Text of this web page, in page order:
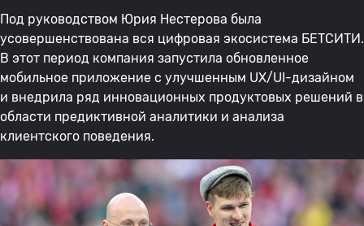
Под руководством Юрия Нестерова была
усовершенствована вся цифровая экосистема БЕТСИТИ.
В этот период компания запустила обновленное
мобильное приложение с улучшенным UX/UI-дизайном
и внедрила ряд инновационных продуктовых решений в
области предиктивной аналитики и анализа
клиентского поведения.